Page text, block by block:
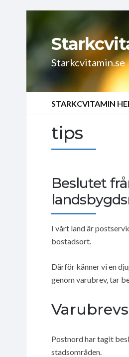
Starkcvitamin.se
STARKCVITAMIN
tips
Beslutet
I vårt land är
bostadsort.
Därför känner vi en
genom varubrev, tar
Postnord har tagit
stadsområden.